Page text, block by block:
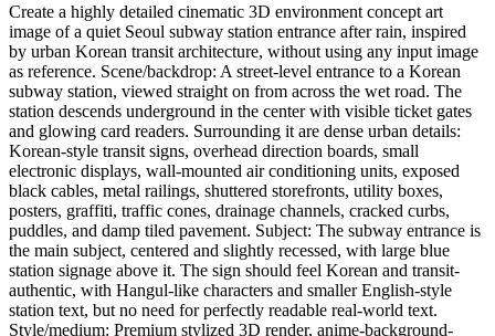
Create a highly detailed cinematic 3D environment concept art
image of a quiet Seoul subway station entrance after rain, inspired
by urban Korean transit architecture, without using any input image
as reference. Scene/backdrop: A street-level entrance to a Korean
subway station, viewed straight on from across the wet road. The
station descends underground in the center with visible ticket gates
and glowing card readers. Surrounding it are dense urban details:
Korean-style transit signs, overhead direction boards, small
electronic displays, wall-mounted air conditioning units, exposed
black cables, metal railings, shuttered storefronts, utility boxes,
posters, graffiti, traffic cones, drainage channels, cracked curbs,
puddles, and damp tiled pavement. Subject: The subway entrance is
the main subject, centered and slightly recessed, with large blue
station signage above it. The sign should feel Korean and transit-
authentic, with Hangul-like characters and smaller English-style
station text, but no need for perfectly readable real-world text.
Style/medium: Premium stylized 3D render, anime-background-